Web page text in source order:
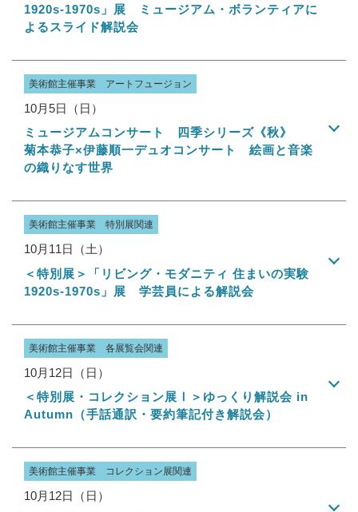
1920s-1970s」展 ミュージアム・ボランティアに
よるスライド解説会
美術館主催事業 アートフュージョン
10月5日（日）
ミュージアムコンサート 四季シリーズ《秋》
菊本恭子×伊藤順一デュオコンサート 絵画と音楽
の織りなす世界
美術館主催事業 特別展関連
10月11日（土）
＜特別展＞「リビング・モダニティ 住まいの実験
1920s-1970s」展 学芸員による解説会
美術館主催事業 各展覧会関連
10月12日（日）
＜特別展・コレクション展Ⅰ＞ゆっくり解説会 in
Autumn（手話通訳・要約筆記付き解説会）
美術館主催事業 コレクション展関連
10月12日（日）